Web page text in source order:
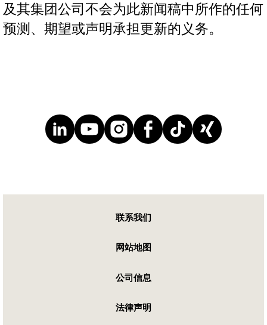
及其集团公司不会为此新闻稿中所作的任何
预测、期望或声明承担更新的义务。
联系我们
网站地图
公司信息
法律声明